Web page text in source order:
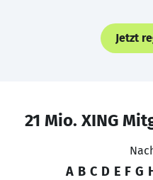
Jetzt
21 Mio. XING
A B C D E F G